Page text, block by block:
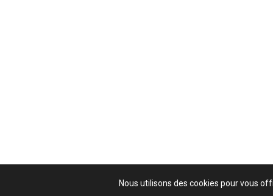
Nous utilisons des cookies pour vous